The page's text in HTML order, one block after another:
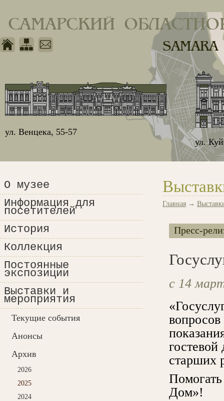
САМАРСКИЙ
ул.
ул. Венцека, 55-57
О музее
Информация для
посетителей
История
Коллекция
Постоянные
экспозиции
Выставки и
мероприятия
Текущие события
Анонсы
Архив
2026
2025
2024
Главная →
Пресс-
с 14
старших
Дом»!